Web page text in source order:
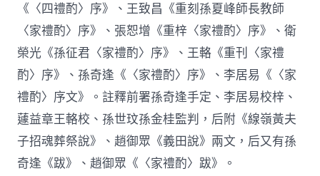
《〈四禮酌〉序》、王致昌《重刻孫夏峰師長教師
〈家禮酌〉序》、張恕增《重梓〈家禮酌〉序》、衛
榮光《孫征君〈家禮酌〉序》、王輅《重刊〈家禮
酌〉序》、孫奇逢《〈家禮酌〉序》、李居易《〈家
禮酌〉序文》。註釋前署孫奇逢手定、李居易校梓、
蘧益章王輅校、孫世玟孫金桂監判，后附《線嶺黃夫
子招魂葬祭說》、趙御眾《義田說》兩文，后又有孫
奇逢《跋》、趙御眾《〈家禮酌〉跋》。